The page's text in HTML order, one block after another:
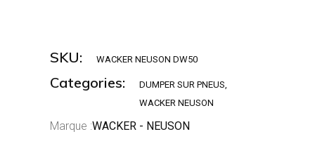
SKU: WACKER NEUSON DW50
Categories: DUMPER SUR PNEUS
WACKER NEUSON
Marque :WACKER - NEUSON